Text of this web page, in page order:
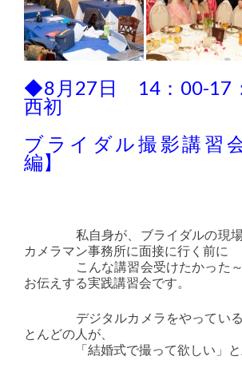
◆8月27日 14：00-
西初
ブライダル撮影講習
編】
私自身が、ブライダルの現場
カメラマン事務所に面接に行く前に
こんな講習会受けたかった～
お伝えする実践講習会です。
デジタルカメラをやっている
とんどの人が、
「結婚式で撮って欲しい」と頼